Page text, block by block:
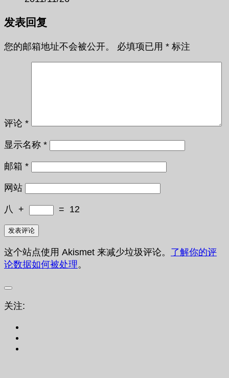
发表回复
您的邮箱地址不会被公开。 必填项已用 * 标注
评论 *
显示名称 *
邮箱 *
网站
八 + = 12
这个站点使用 Akismet 来减少垃圾评论。 了解你的评
论数据如何被处理。
关注: